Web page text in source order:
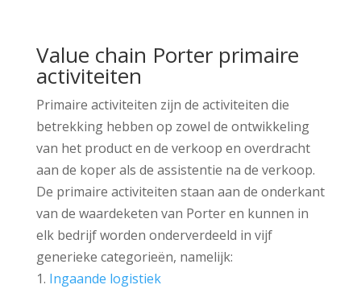
Value chain Porter primaire
activiteiten
Primaire activiteiten zijn de activiteiten die
betrekking hebben op zowel de ontwikkeling
van het product en de verkoop en overdracht
aan de koper als de assistentie na de verkoop.
De primaire activiteiten staan aan de onderkant
van de waardeketen van Porter en kunnen in
elk bedrijf worden onderverdeeld in vijf
generieke categorieën, namelijk:
Ingaande logistiek